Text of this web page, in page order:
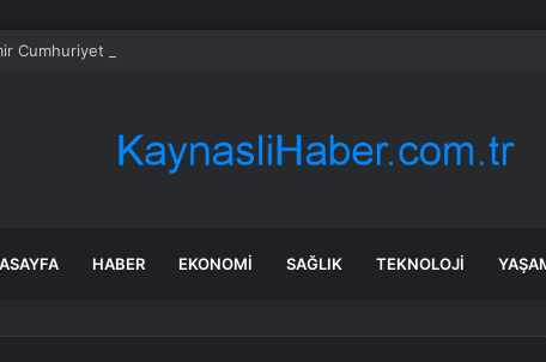
Cumhuriyet Başsavcılığı: Payaz’ın Kazasına Neden Olan Parça Vinç Ayağı
HABER EKONOMI SAĞLIK TEKNOLOJI